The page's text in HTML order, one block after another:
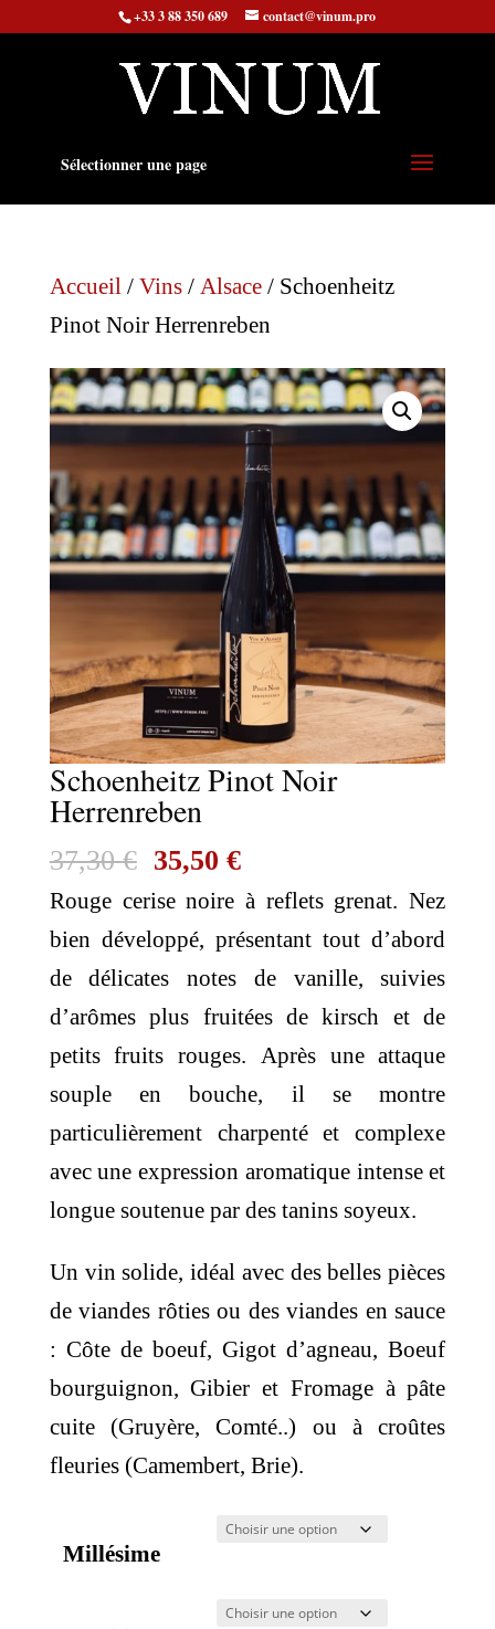
+33 3 88 350 689 contact@vinum.pro
Sélectionner une page
Accueil/ Vins/ Alsace/ Schoenheitz
Pinot Noir Herrenreben
Schoenheitz Pinot Noir
Herrenreben
37,30€ Le
prix
initial
était :
37,30 €.
35,50 €Le
prix
actuel
est :
35,50 €.
Rouge cerise noire à reflets grenat. Nez
bien développé, présentant tout d’abord
de délicates notes de vanille, suivies
d’arômes plus fruitées de kirsch et de
petits fruits rouges. Après une attaque
souple en bouche, il se montre
particulièrement charpenté et complexe
avec une expression aromatique intense et
longue soutenue par des tanins soyeux.
Un vin solide, idéal avec des belles pièces
de viandes rôties ou des viandes en sauce
: Côte de boeuf, Gigot d’agneau, Boeuf
bourguignon, Gibier et Fromage à pâte
cuite (Gruyère, Comté..) ou à croûtes
fleuries (Camembert, Brie).
Millésime